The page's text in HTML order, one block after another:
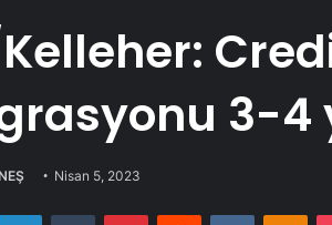
3-4
Nisan 5, 2023
LinkedInTumblr PinterestReddit VKontakte